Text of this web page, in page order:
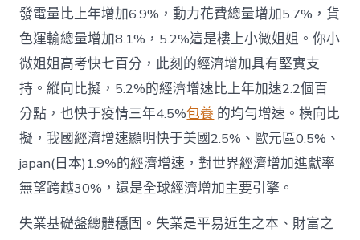
發電量比上年增加6.9%，動力花費總量增加5.7%，貨
色運輸總量增加8.1%，5.2%這是樓上小微姐姐。你小
微姐姐高考快七百分，此刻的經濟增加具有堅實支
持。縱向比擬，5.2%的經濟增速比上年加速2.2個百
分點，也快于疫情三年4.5%包養 的均勻增速。橫向比
擬，我國經濟增速顯明快于美國2.5%、歐元區0.5%、
japan(日本)1.9%的經濟增速，對世界經濟增加進獻率
無望跨越30%，還是全球經濟增加主要引擎。
失業基礎盤總體穩固。失業是平易近生之本、財富之